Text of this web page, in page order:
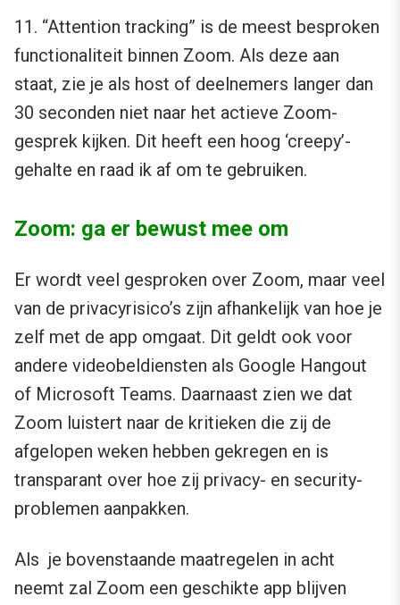
11. “Attention tracking” is de meest besproken
functionaliteit binnen Zoom. Als deze aan
staat, zie je als host of deelnemers langer dan
30 seconden niet naar het actieve Zoom-
gesprek kijken. Dit heeft een hoog ‘creepy’-
gehalte en raad ik af om te gebruiken.
Zoom: ga er bewust mee om
Er wordt veel gesproken over Zoom, maar veel
van de privacyrisico’s zijn afhankelijk van hoe je
zelf met de app omgaat. Dit geldt ook voor
andere videobeldiensten als Google Hangout
of Microsoft Teams. Daarnaast zien we dat
Zoom luistert naar de kritieken die zij de
afgelopen weken hebben gekregen en is
transparant over hoe zij privacy- en security-
problemen aanpakken.
Als je bovenstaande maatregelen in acht
neemt zal Zoom een geschikte app blijven